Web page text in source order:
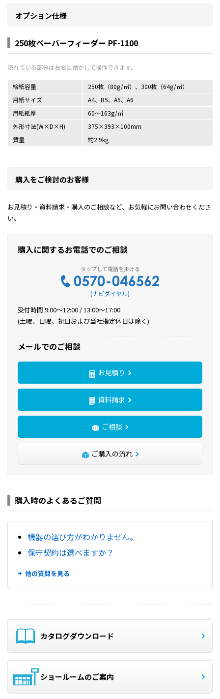
オプション仕様
250枚ペーパーフィーダー PF-1100
給紙容量
250枚（80g/㎡）、300枚（64g/㎡）
用紙サイズ
A4、B5、A5、A6
用紙紙厚
60～163g/㎡
外形寸法(W×D×H)
375×393×100mm
質量
約2.9kg
購入をご検討のお客様
お見積り・資料請求・購入のご相談など、お気軽にお問い合わせくださ
い。
購入に関するお電話でのご相談
(ナビダイヤル)
受付時間 9:00〜12:00 / 13:00〜17:00
(土曜、日曜、祝日および当社指定休日は除く)
メールでのご相談
お見積り
資料請求
ご相談
ご購入の流れ
購入時のよくあるご質問
機器の選び方がわかりません。
保守契約は選べますか？
他の質問を見る
カタログダウンロード
ショールームのご案内